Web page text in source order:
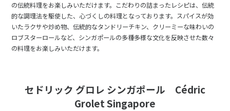
の伝統料理をお楽しみいただけます。こだわりの詰まったレシピは、伝統
的な調理法を駆使した、心づくしの料理となっております。スパイスが効
いたラクサや炒め物、伝統的なタンドリーチキン、クリーミーな味わいの
ロブスターロールなど、シンガポールの多種多様な文化を反映させた数々
の料理をお楽しみいただけます。
セドリック グロレ シンガポール Cédric
Grolet Singapore